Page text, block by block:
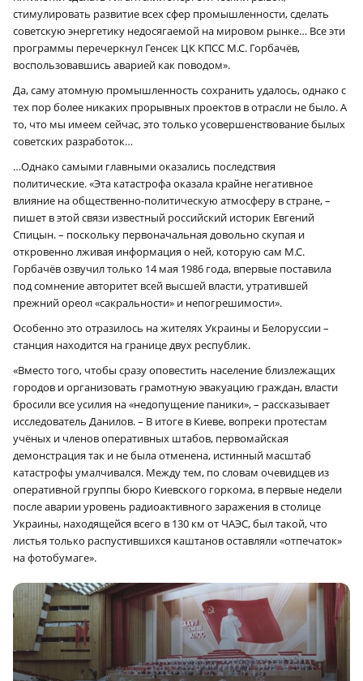
стимулировать развитие всех сфер промышленности, сделать
советскую энергетику недосягаемой на мировом рынке… Все эти
программы перечеркнул Генсек ЦК КПСС М.С. Горбачёв,
воспользовавшись аварией как поводом».
Да, саму атомную промышленность сохранить удалось, однако с
тех пор более никаких прорывных проектов в отрасли не было. А
то, что мы имеем сейчас, это только усовершенствование былых
советских разработок…
…Однако самыми главными оказались последствия
политические. «Эта катастрофа оказала крайне негативное
влияние на общественно-политическую атмосферу в стране, –
пишет в этой связи известный российский историк Евгений
Спицын. – поскольку первоначальная довольно скупая и
откровенно лживая информация о ней, которую сам М.С.
Горбачёв озвучил только 14 мая 1986 года, впервые поставила
под сомнение авторитет всей высшей власти, утратившей
прежний ореол «сакральности» и непогрешимости».
Особенно это отразилось на жителях Украины и Белоруссии –
станция находится на границе двух республик.
«Вместо того, чтобы сразу оповестить население близлежащих
городов и организовать грамотную эвакуацию граждан, власти
бросили все усилия на «недопущение паники», – рассказывает
исследователь Данилов. – В итоге в Киеве, вопреки протестам
учёных и членов оперативных штабов, первомайская
демонстрация так и не была отменена, истинный масштаб
катастрофы умалчивался. Между тем, по словам очевидцев из
оперативной группы бюро Киевского горкома, в первые недели
после аварии уровень радиоактивного заражения в столице
Украины, находящейся всего в 130 км от ЧАЭС, был такой, что
листья только распустившихся каштанов оставляли «отпечаток»
на фотобумаге».